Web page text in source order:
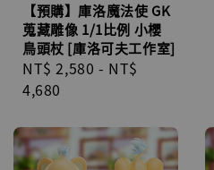
【預購】庫洛魔法使 GK
蒐藏雕像 1/1比例 小櫻
鳥頭杖 [庫洛可夫工作室]
Regular
price
NT$ 2,580 - NT$
4,680